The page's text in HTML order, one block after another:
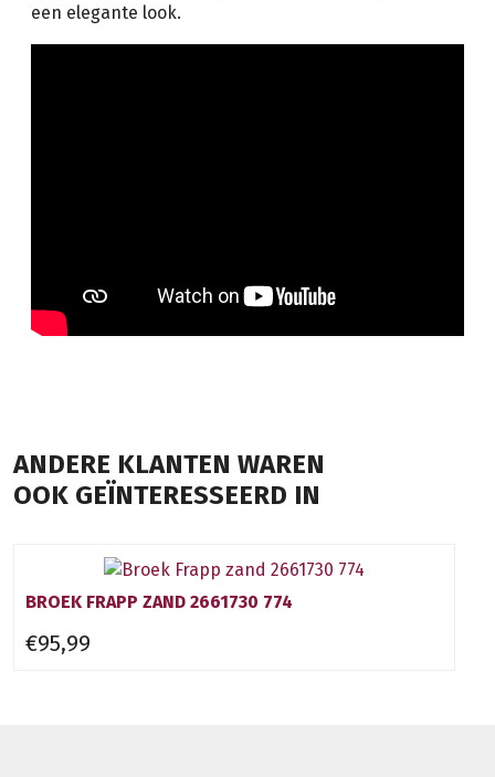
een elegante look.
ANDERE KLANTEN WAREN
OOK GEÏNTERESSEERD IN
BROEK FRAPP ZAND 2661730 774
€95,99